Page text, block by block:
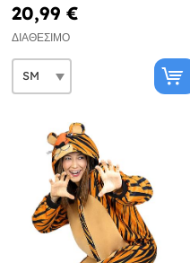
20,99 €
ΔΙΑΘΈΣΙΜΟ